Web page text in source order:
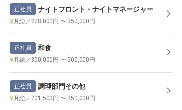
正社員 ナイトフロント・ナイトマネージャー
月給／228,000円 〜 350,000円
正社員 和食
月給／300,000円 〜 500,000円
正社員 調理部門その他
月給／201,500円 〜 350,000円